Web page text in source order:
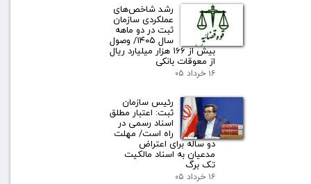
رشد شاخص‌های
عملکردی سازمان
ثبت در دو ماهه
سال ۱۴۰۵/ وصول
بیش از ۱۶۶ هزار میلیارد ریال
از معوقات بانکی
۱۶ خرداد ۰۵
رئیس سازمان
ثبت: اعتبار مطلق
اسناد رسمی در
راه است/ مهلت
دو ساله برای اعتراض
مدعیان به اسناد مالکیت
تک برگ
۱۶ خرداد ۰۵